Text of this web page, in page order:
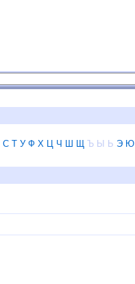
С Т У Ф Х Ц Ч Ш Щ Ъ Ы Ь Э Ю